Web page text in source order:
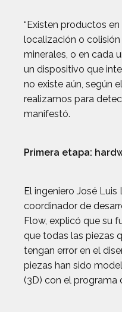
“Existen productos
localización o
minerales, o en cada
un dispositivo que
no existe aún, según
realizamos para
manifestó.
Primera etapa:
El ingeniero José Luis
coordinador de
Flow, explicó que su
que todas las piezas
tengan error en el
piezas han sido
(3D) con el programa